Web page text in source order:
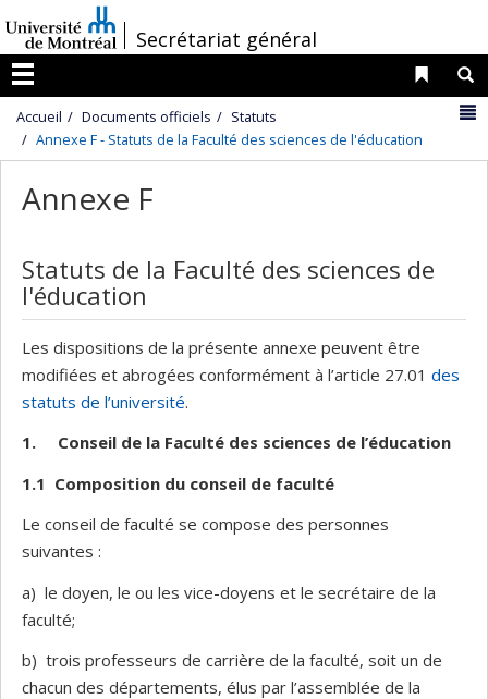
au
contenu
/
Secrétariat général
Menu
Liens
Accueil Documents officiels
Statuts
Annexe F - Statuts de la Faculté des sciences de l'éducation
Annexe F
Statuts de la Faculté des sciences de
l'éducation
Les dispositions de la présente annexe peuvent être
modifiées et abrogées conformément à l’article 27.01 des
statuts de l’université.
1. Conseil de la Faculté des sciences de l’éducation
1.1 Composition du conseil de faculté
Le conseil de faculté se compose des personnes
suivantes :
a) le doyen, le ou les vice-doyens et le secrétaire de la
faculté;
b) trois professeurs de carrière de la faculté, soit un de
chacun des départements, élus par l’assemblée de la